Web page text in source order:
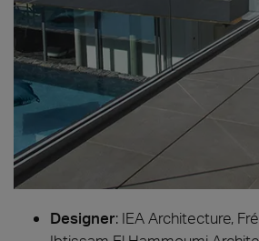
Designer: IEA Architecture,